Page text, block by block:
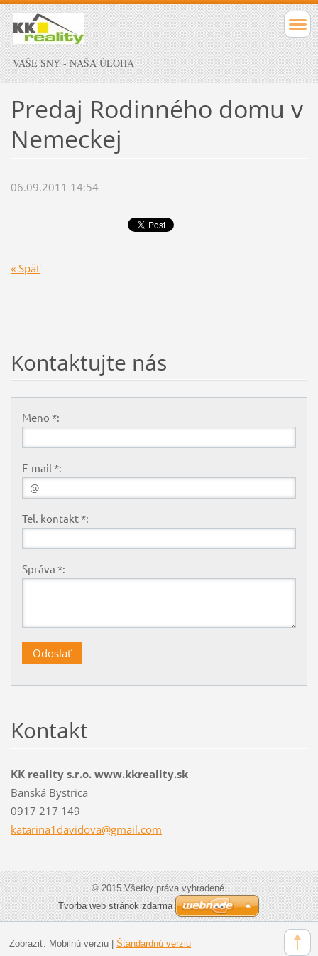
VAŠE SNY - NAŠA ÚLOHA
Predaj Rodinného domu v
Nemeckej
06.09.2011 14:54
« Späť
Kontaktujte nás
Meno *:
E-mail *:
Tel. kontakt *:
Správa *:
Kontakt
KK reality s.r.o. www.kkreality.sk
Banská Bystrica
0917 217 149
katarina1davidova@gmail.com
© 2015 Všetky práva vyhradené.
Tvorba web stránok zdarma
Zobraziť: Mobilnú verziu| Štandardnú verziu